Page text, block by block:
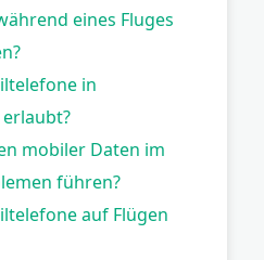
eines Fluges
in
mobiler Daten im
führen?
auf Flügen